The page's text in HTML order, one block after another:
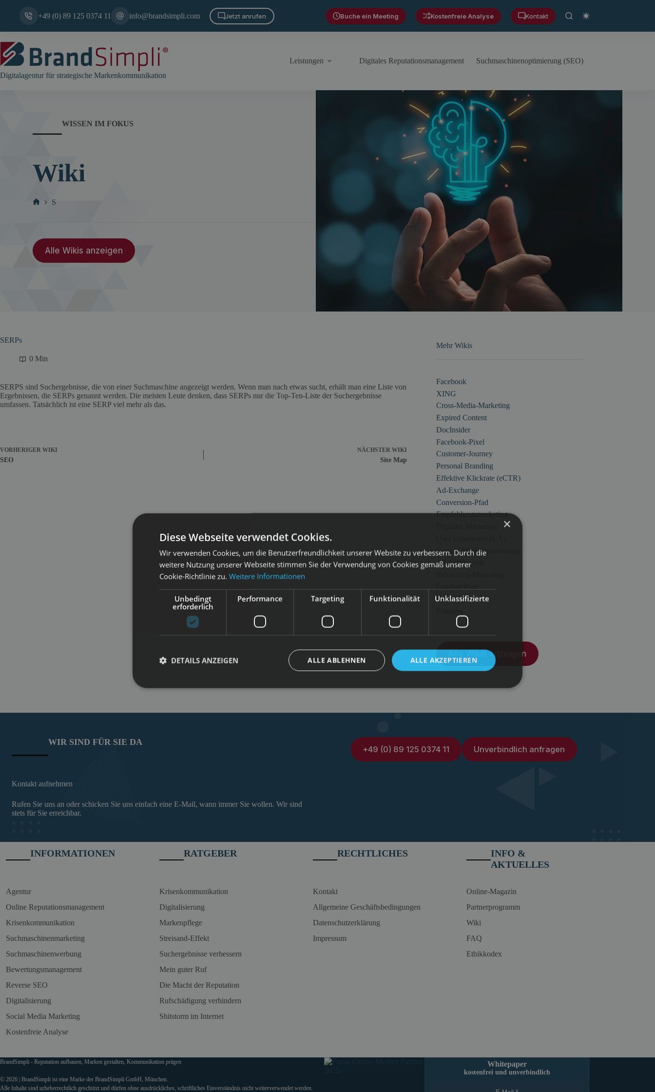
+49 (0) 89 125 0374 11 info@brandsimpli.com Jetzt anrufen Buche ein Meeting Kostenfreie Analyse Kontakt
Digitalagentur für strategische Markenkommunikation
Leistungen Digitales Reputationsmanagement Suchmaschinenoptimierung (SEO)
WISSEN IM FOKUS
Wiki
S
Alle Wikis anzeigen
SERPs
0 Min
SERPS sind Suchergebnisse, die von einer Suchmaschine angezeigt werden. Wenn man nach etwas sucht, erhält man eine Liste von
Ergebnissen, die SERPs genannt werden. Die meisten Leute denken, dass SERPs nur die Top-Ten-Liste der Suchergebnisse
umfassen. Tatsächlich ist eine SERP viel mehr als das.
VORHERIGER WIKI
SEO
NÄCHSTER WIKI
Site Map
Mehr Wikis
Facebook
XING
Cross-Media-Marketing
Expired Content
DocInsider
Facebook-Pixel
Customer-Journey
Personal Branding
Effektive Klickrate (eCTR)
Ad-Exchange
Conversion-Pfad
Empfehlungsmarketing
Google-Maps-Optimierung
Ad-Verification
Landing Page
Referenz
Alle Wikis anzeigen
WIR SIND FÜR SIE DA
Kontakt aufnehmen
Rufen Sie uns an oder schicken Sie uns einfach eine E-Mail, wann immer Sie wollen. Wir sind
stets für Sie erreichbar.
+49 (0) 89 125 0374 11 Unverbindlich anfragen
INFORMATIONEN
Agentur
Online Reputationsmanagement
Krisenkommunikation
Suchmaschinenmarketing
Suchmaschinenwerbung
Bewertungsmanagement
Reverse SEO
Digitalisierung
Social Media Marketing
Kostenfreie Analyse
RATGEBER
Krisenkommunikation
Digitalisierung
Markenpflege
Streisand-Effekt
Suchergebnisse verbessern
Mein guter Ruf
Die Macht der Reputation
Rufschädigung verhindern
Shitstorm im Internet
RECHTLICHES
Kontakt
Allgemeine Geschäftsbedingungen
Datenschutzerklärung
Impressum
INFO &
AKTUELLES
Online-Magazin
Partnerprogramm
Wiki
FAQ
Ethikkodex
BrandSimpli - Reputation aufbauen, Marken gestalten, Kommunikation prägen
© 2026 | BrandSimpli ist eine Marke der BrandSimpli GmbH, München.
Alle Inhalte sind urheberrechtlich geschützt und dürfen ohne ausdrückliches, schriftliches Einverständnis nicht weiterverwendet werden.
Whitepaper
kostenfrei und unverbindlich
×
Diese Webseite verwendet Cookies.
Wir verwenden Cookies, um die Benutzerfreundlichkeit unserer Website zu verbessern. Durch die
weitere Nutzung unserer Webseite stimmen Sie der Verwendung von Cookies gemäß unserer
Cookie-Richtlinie zu. Weitere Informationen
Unbedingt
erforderlich
Performance Targeting Funktionalität Unklassifizierte
ALLE AKZEPTIEREN
ALLE ABLEHNEN
DETAILS ANZEIGEN